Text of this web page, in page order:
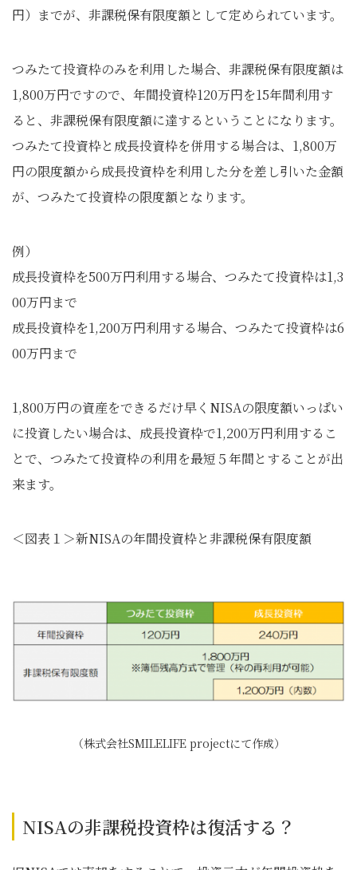
円）までが、非課税保有限度額として定められています。
つみたて投資枠のみを利用した場合、非課税保有限度額は
1,800万円ですので、年間投資枠120万円を15年間利用す
ると、非課税保有限度額に達するということになります。
つみたて投資枠と成長投資枠を併用する場合は、1,800万
円の限度額から成長投資枠を利用した分を差し引いた金額
が、つみたて投資枠の限度額となります。
例）
成長投資枠を500万円利用する場合、つみたて投資枠は1,3
00万円まで
成長投資枠を1,200万円利用する場合、つみたて投資枠は6
00万円まで
1,800万円の資産をできるだけ早くNISAの限度額いっぱい
に投資したい場合は、成長投資枠で1,200万円利用するこ
とで、つみたて投資枠の利用を最短５年間とすることが出
来ます。
＜図表１＞新NISAの年間投資枠と非課税保有限度額
（株式会社SMILELIFE projectにて作成）
NISAの非課税投資枠は復活する？